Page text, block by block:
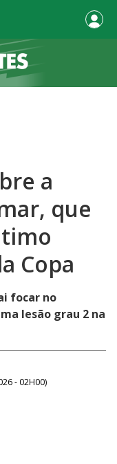
a
que
Copa
focar no
lesão grau 2 na
- 02H00)